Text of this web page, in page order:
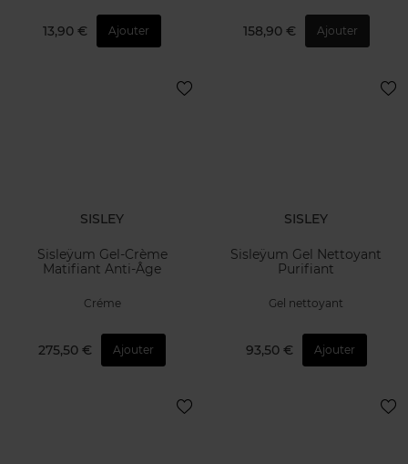
13,90 € Ajouter 158,90 € Ajouter
SISLEY
Sisleÿum Gel-Crème
Matifiant Anti-Âge
Créme
275,50 € Ajouter
SISLEY
Sisleÿum Gel Nettoyant
Purifiant
Gel nettoyant
93,50 € Ajouter